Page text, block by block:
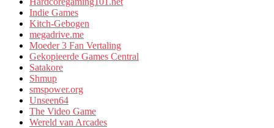
Indie Games
Kitch-Gebogen
megadrive.me
Moeder 3 Fan Vertaling
Gekopieerde Games Central
Satakore
Shmup
smspower.org
Unseen64
The Video Game
Wereld van Arcades